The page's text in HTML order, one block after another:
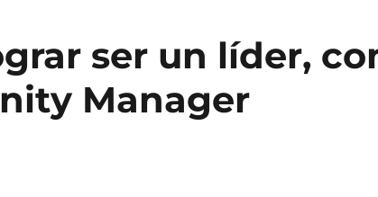
ser un líder,
Manager